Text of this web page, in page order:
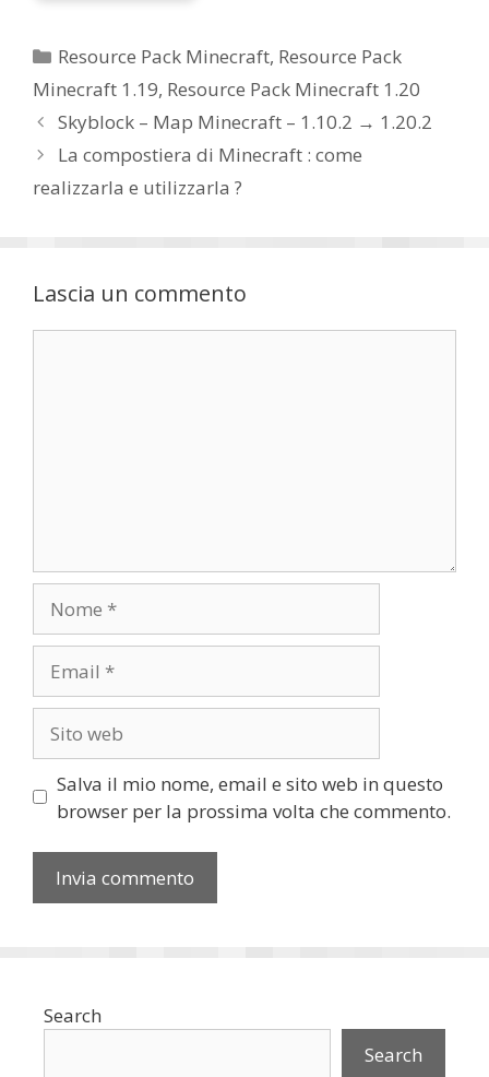
Categorie
Resource Pack Minecraft, Resource Pack
Minecraft 1.19, Resource Pack Minecraft 1.20
Skyblock – Map Minecraft – 1.10.2 → 1.20.2
La compostiera di Minecraft : come
realizzarla e utilizzarla ?
Lascia un commento
web
Salva il mio nome, email e sito web in questo
browser per la prossima volta che commento.
Search
Search